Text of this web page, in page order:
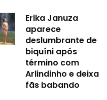
Erika Januza
aparece
deslumbrante de
biquíni após
término com
Arlindinho e deixa
fãs babando